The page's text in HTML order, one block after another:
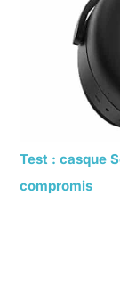
Test : casque
compromis